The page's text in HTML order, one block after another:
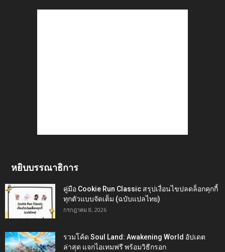
หยิบบรรณาธิการ
คู่มือ Cookie Run Classic สรุปเงื่อนไขปลดล็อกคุกกี้
ทุกตัวแบบจัดเต็ม (ฉบับแปลไทย)
กรกฎาคม 8, 2026
รวมโค้ด Soul Land: Awakening World อัปเดต
ล่าสุด แจกไอเทมฟรี พร้อมวิธีกรอก